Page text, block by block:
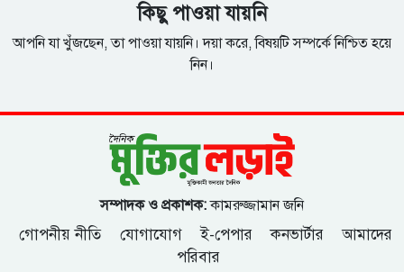
কিছু পাওয়া যায়নি
আপনি যা খুঁজছেন, তা পাওয়া যায়নি। দয়া করে, বিষয়টি সম্পর্কে নিশ্চিত হয়ে
নিন।
সম্পাদক ও প্রকাশক:কামরুজ্জামান জনি
গোপনীয় নীতি যোগাযোগ ই-পেপার কনভার্টার
আমাদের
পরিবার